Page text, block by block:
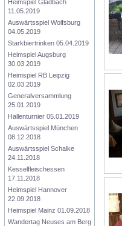
Heimspiel Gladbach
11.05.2019
Auswärtsspiel Wolfsburg
04.05.2019
Starkbiertrinken 05.04.2019
Heimspiel Augsburg
30.03.2019
Heimspiel RB Leipzig
02.03.2019
Generalversammlung
25.01.2019
Hallenturnier 05.01.2019
Auswärtsspiel München
08.12.2018
Auswärtsspiel Schalke
24.11.2018
Kesselfleischessen
17.11.2018
Heimspiel Hannover
22.09.2018
Heimspiel Mainz 01.09.2018
Wandertag Neuses am Berg